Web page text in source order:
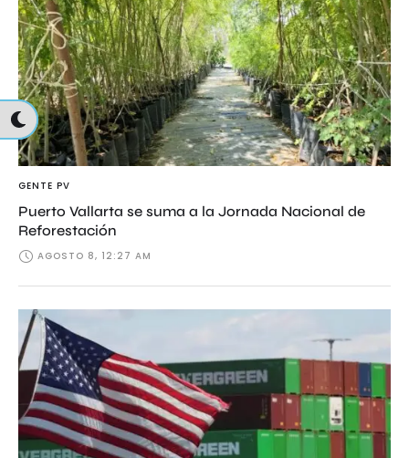
GENTE PV
Puerto Vallarta se suma a la Jornada Nacional de
Reforestación
AGOSTO 8, 12:27 AM